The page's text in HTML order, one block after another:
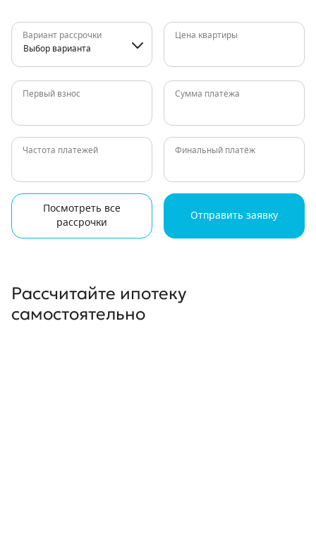
Вариант рассрочки
Выбор варианта
Цена квартиры
Первый взнос Сумма платежа
Частота платежей Финальный платёж
Посмотреть все
рассрочки
Отправить заявку
Рассчитайте ипотеку
самостоятельно